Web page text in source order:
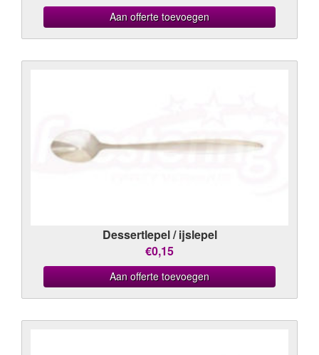
Aan offerte toevoegen
Dessertlepel / ijslepel
€0,15
Aan offerte toevoegen